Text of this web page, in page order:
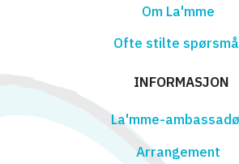
Om La'mme
Ofte stilte
INFORMASJON
La'mme-
Arrangement